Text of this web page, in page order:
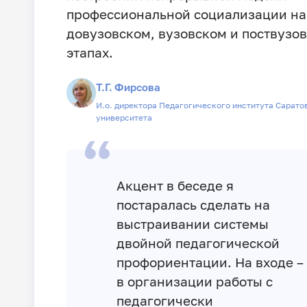
профессиональной социализации на
довузовском, вузовском и
этапах.
Т.Г. Фирсова
И.о. директора Педагогического института
университета
Акцент в беседе я
постаралась сделать на
выстраивании системы
двойной педагогической
профориентации. На входе –
в организации работы с
педагогически